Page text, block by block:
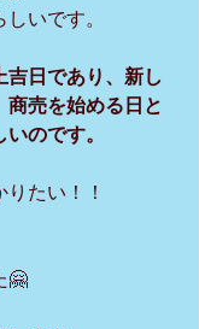
いです。
日であり、新し
売を始める日と
のです。
たい！！
🤗